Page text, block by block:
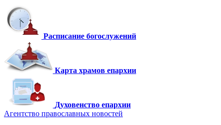
Расписание богослужений
Карта храмов епархии
Духовенство епархии
Агентство православных новостей